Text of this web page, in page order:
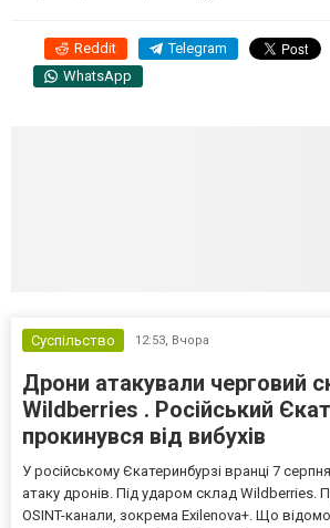
Reddit Telegram
WhatsApp
Суспільство 12:53, Вчора
Дрони атакували черговий
Wildberries . Російський
прокинувся від вибухів
У російському Єкатеринбурзі вранці 7
атаку дронів. Під ударом склад Wildberries.
OSINT-канали, зокрема Exilenova+. Що